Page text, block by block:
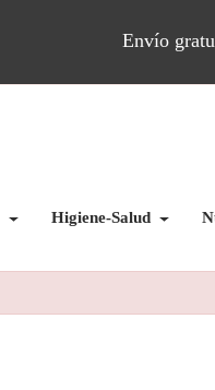
Envío
Higiene-Salud